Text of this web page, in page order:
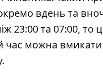
вдень та
23:00 та 07:00,
час можна